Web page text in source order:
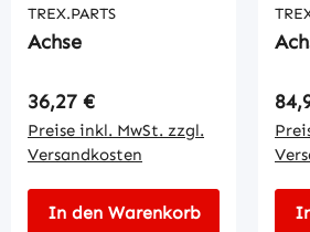
TREX.PARTS
Achse
Regulärer Preis:
36,27 €
Preise inkl. MwSt. zzgl.
Versandkosten
In den Warenkorb